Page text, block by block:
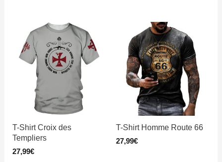
T-Shirt Croix des
Templiers
27,99€
T-Shirt Homme Route 66
27,99€